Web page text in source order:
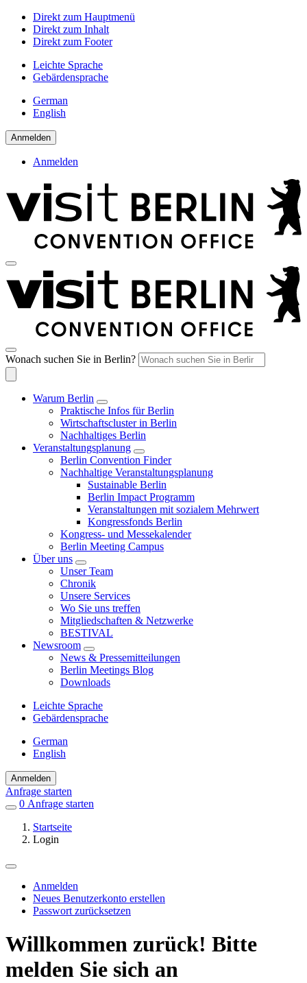
Direkt zum Hauptmenü
Direkt zum Inhalt
Direkt zum Footer
Leichte Sprache
Gebärdensprache
German
English
Anmelden
Anmelden
Wonach suchen Sie in Berlin?
Warum Berlin
Praktische Infos für Berlin
Wirtschaftscluster in Berlin
Nachhaltiges Berlin
Veranstaltungsplanung
Berlin Convention Finder
Nachhaltige Veranstaltungsplanung
Sustainable Berlin
Berlin Impact Programm
Veranstaltungen mit sozialem Mehrwert
Kongressfonds Berlin
Kongress- und Messekalender
Berlin Meeting Campus
Über uns
Unser Team
Chronik
Unsere Services
Wo Sie uns treffen
Mitgliedschaften & Netzwerke
BESTIVAL
Newsroom
News & Pressemitteilungen
Berlin Meetings Blog
Downloads
Leichte Sprache
Gebärdensprache
German
English
Anmelden
Anfrage starten
0 Einträge
Favoriten
Anfrage starten
Startseite
Login
Primäre
Reiter
Anmelden
Neues Benutzerkonto erstellen
Passwort zurücksetzen
Willkommen zurück! Bitte
melden Sie sich an